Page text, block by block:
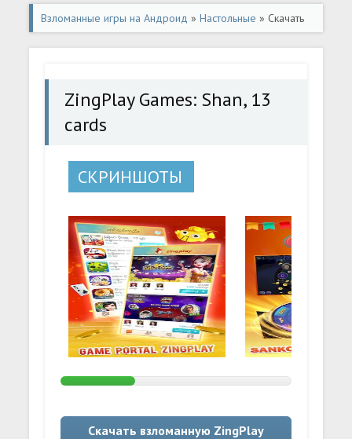
Взломанные игры на Андроид »Настольные » Скачать
ZingPlay Games: Shan, 13 cards (Много денег) на
ZingPlay Games: Shan, 13
cards
СКРИНШОТЫ
Скачать взломанную ZingPlay